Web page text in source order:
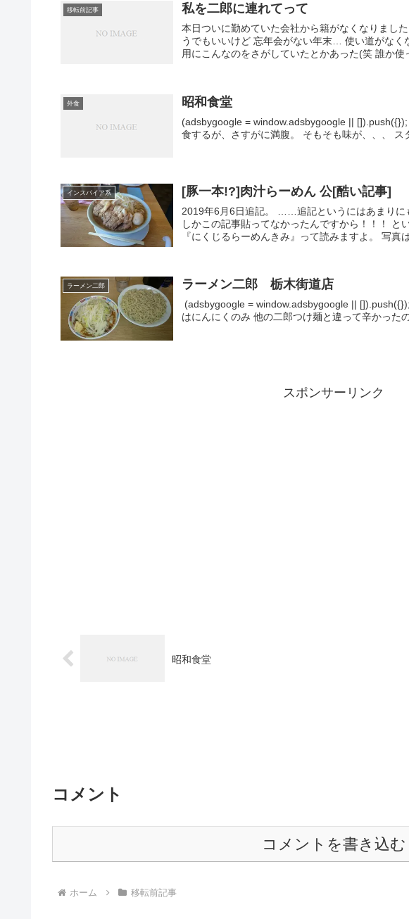
移転前記事 私を二郎に連れてって
本日ついに勤めていた会社から籍がなくなりまし
うでもいいけど 忘年会がない年末… 使い道がなく
用にこんなのをさがしていたとかあった(笑 誰か使
外食 昭和食堂
(adsbygoogle = window.adsbygoogle ||
食するが、さすがに満腹。 そもそも味が、、、 ス
インスパイア系 [豚一本!?]肉汁らーめん 公[酷い記事]
2019年6月6日追記。 ……追記というにはあまりに
しかこの記事貼ってなかったんですから！！！ と
『にくじるらーめんきみ』って読みますよ。 写真
ラーメン二郎 ラーメン二郎 栃木街道店
(adsbygoogle = window.adsbygoogle ||
はにんにくのみ 他の二郎つけ麺と違って辛かった
スポンサーリンク
昭和食堂
コメント
コメントを書き込む
ホーム 移転前記事